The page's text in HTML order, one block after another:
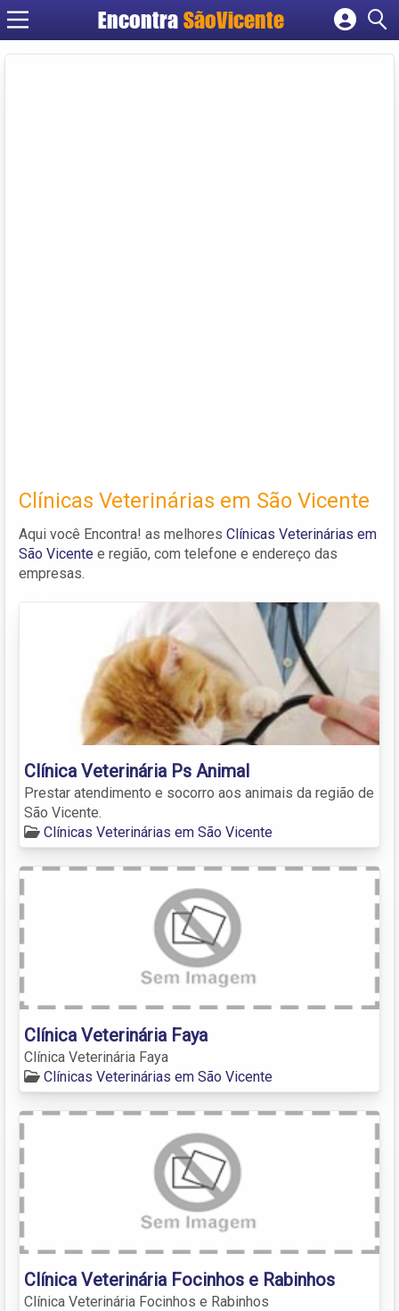
Encontra SãoVicente
Cadastrar empresa
Clínicas Veterinárias em São Vicente
Aqui você Encontra! as melhores Clínicas Veterinárias em
São Vicente e região, com telefone e endereço das
empresas.
Clínica Veterinária Ps Animal
Prestar atendimento e socorro aos animais da região de
São Vicente.
Clínicas Veterinárias em São Vicente
Clínica Veterinária Faya
Clínica Veterinária Faya
Clínicas Veterinárias em São Vicente
Clínica Veterinária Focinhos e Rabinhos
Clínica Veterinária Focinhos e Rabinhos